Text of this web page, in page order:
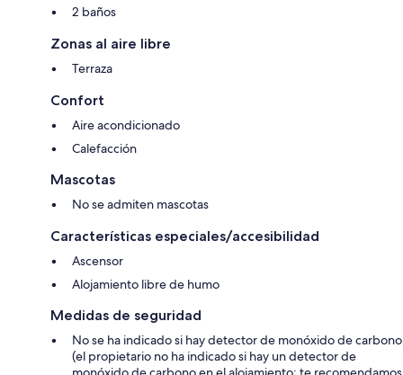
2 baños
Zonas al aire libre
Terraza
Confort
Aire acondicionado
Calefacción
Mascotas
No se admiten mascotas
Características especiales/accesibilidad
Ascensor
Alojamiento libre de humo
Medidas de seguridad
No se ha indicado si hay detector de monóxido de carbono
(el propietario no ha indicado si hay un detector de